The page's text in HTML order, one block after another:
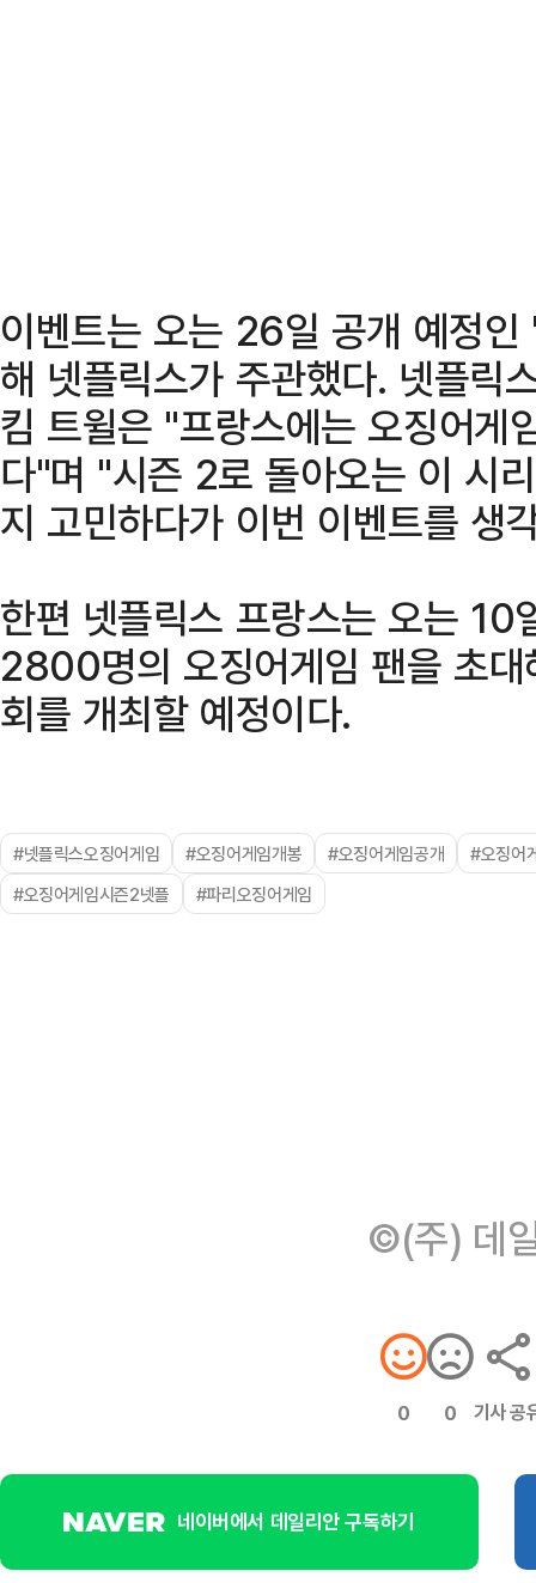
이벤트는 오는 26일 공개 예정
해 넷플릭스가 주관했다. 넷플릭
킴 트윌은 "프랑스에는 오징어게
다"며 "시즌 2로 돌아오는 이 시
지 고민하다가 이번 이벤트를 생
한편 넷플릭스 프랑스는 오는 10
2800명의 오징어게임 팬을 초
회를 개최할 예정이다.
#넷플릭스오징어게임 #오징어게임개봉 #오징어게임공개
#오징어
#오징어게임시즌2넷플
#파리오징어게임
©(주) 데
0 0 기사 공
네이버에서 데일리안 구독하기